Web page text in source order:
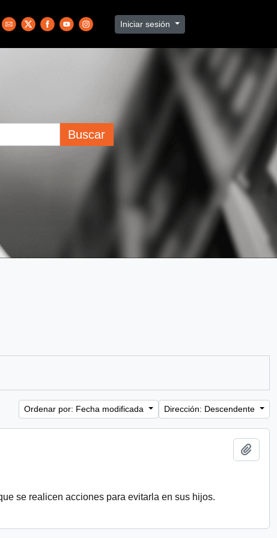
Iniciar sesión
Buscar
Ordenar por: Fecha modificada Dirección: Descendente
se realicen acciones para evitarla en sus hijos.